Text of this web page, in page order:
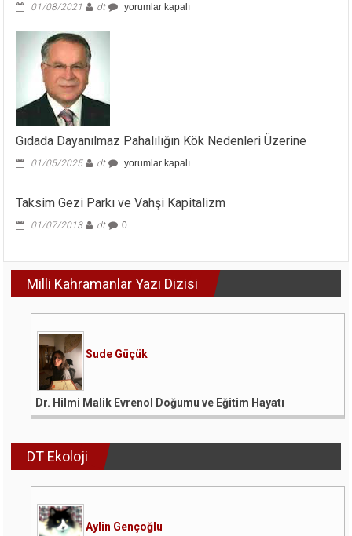
01/08/2021 dt
Çözümlere
yorumlar kapalı
Gıdada Dayanılmaz Pahalılığın Kök Nedenleri Üzerine
01/05/2025 dt
Gıdada
Kök
Nedenleri
yorumlar kapalı
Taksim Gezi Parkı ve Vahşi Kapitalizm
01/07/2013 dt 0
Milli Kahramanlar Yazı Dizisi
Sude Güçük
Dr. Hilmi Malik Evrenol Doğumu ve Eğitim Hayatı
DT Ekoloji
Aylin Gençoğlu